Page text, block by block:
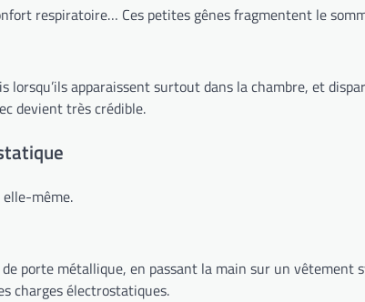
respiratoire… Ces petites gênes fragmentent le
lorsqu’ils apparaissent surtout dans la chambre, et
devient très crédible.
même.
porte métallique, en passant la main sur un
charges électrostatiques.